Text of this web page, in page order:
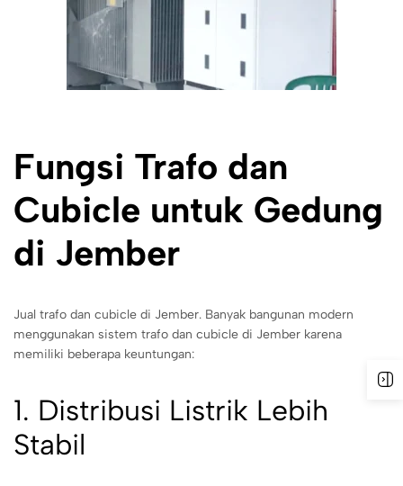
Fungsi Trafo dan
Cubicle untuk Gedung
di Jember
Jual trafo dan cubicle di Jember. Banyak bangunan modern
menggunakan sistem trafo dan cubicle di Jember karena
memiliki beberapa keuntungan:
1. Distribusi Listrik Lebih
Stabil